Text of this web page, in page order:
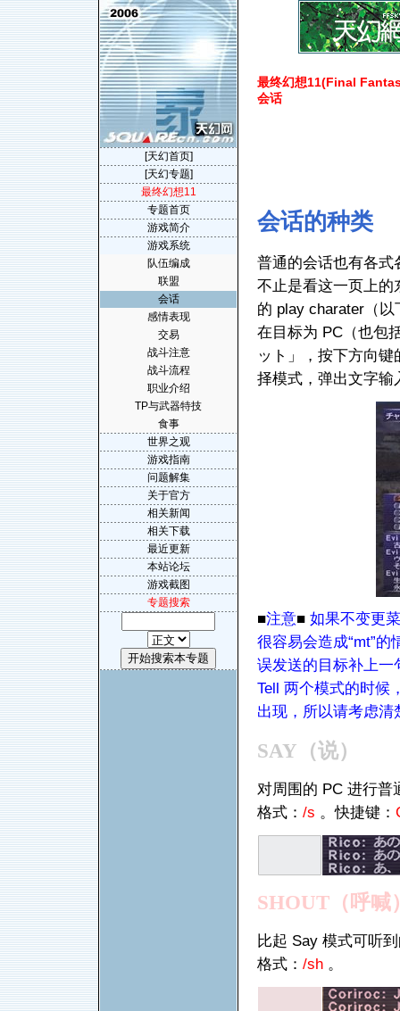
最终幻想11(Final
会话
会话的种类
普通的会话也有各式
不止是看这一页上的
的 play charater（
在目标为 PC（也包
ット」
，按下方向
择模式，弹出文字输
■注意■ 如果不变更
很容易会造成“mt”
误发送的目标补上一
Tell 两个模式的时候
出现，所以请考虑
SAY （说）
对周围的 PC 进行普
格式： /s 。快捷键：
SHOUT （呼喊
比起 Say 模式可听
格式： /sh 。
[天幻首页]
[天幻专题]
最终幻想11
专题首页
游戏简介
游戏系统
队伍编成
联盟
会话
感情表现
交易
战斗注意
战斗流程
职业介绍
TP与武器特技
食事
世界之观
游戏指南
问题解集
关于官方
相关新闻
相关下载
最近更新
本站论坛
游戏截图
专题搜索